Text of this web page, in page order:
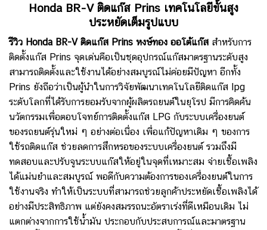
Honda BR-V ติดแก๊ส Prins เทคโนโลยีขั้นสูง
ประหยัดเต็มรูปแบบ
รีวิว Honda BR-V ติดแก๊ส Prins หงษ์ทอง ออโต้แก๊ส สำหรับการ
ติดตั้งแก๊ส Prins จุดเด่นคือเป็นชุดอุปกรณ์แก๊สมาตรฐานระดับสูง
สามารถติดตั้งและใช้งานได้อย่างสมบูรณ์ไม่ค่อยมีปัญหา อีกทั้ง
Prins ยังถือว่าเป็นผู้นำในการวิจัยพัฒนาเทคโนโลยีติดแก๊ส lpg
ระดับโลกที่ได้รับการยอมรับจากผู้ผลิตรถยนต์ในยุโรป มีการคิดค้น
นวัตกรรมเพื่อตอบโจทย์การติดตั้งแก๊ส LPG กับระบบเครื่องยนต์
ของรถยนต์รุ่นใหม่ ๆ อย่างต่อเนื่อง เพื่อแก้ปัญหาเดิม ๆ ของการ
ใช้รถติดแก๊ส ช่วยลดการสึกหรอของระบบเครื่องยนต์ รวมถึงมี
ทดสอบและปรับจูนระบบแก๊สให้อยู่ในจุดที่เหมาะสม จ่ายเชื้อเพลิง
ได้แม่นยำและสมบูรณ์ พอดีกับความต้องการของเครื่องยนต์ในการ
ใช้งานจริง ทำให้เป็นระบบที่สามารถช่วยลูกค้าประหยัดเชื้อเพลิงได้
อย่างมีประสิทธิภาพ แต่ยังคงสมรรถนะอัตราเร่งที่ดีเหมือนเดิม ไม่
แตกต่างจากการใช้น้ำมัน ประกอบกับประสบการณ์และมาตรฐาน